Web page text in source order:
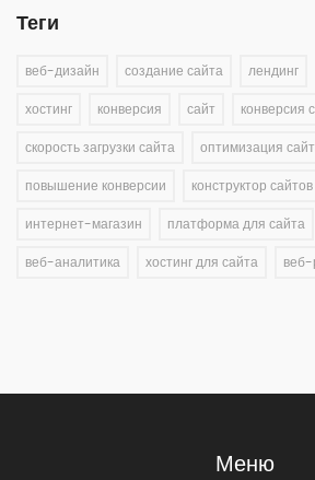
Теги
веб-дизайн создание сайта лендинг
хостинг конверсия сайт конверсия
скорость загрузки сайта оптимизация
повышение конверсии конструктор сайтов
интернет-магазин платформа для сайта
веб-аналитика хостинг для сайта веб-
Меню